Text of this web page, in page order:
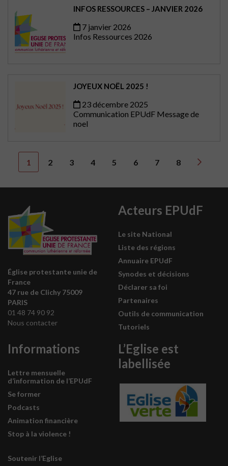
INFOS RESSOURCES – JANVIER 2026
7 janvier 2026
Infos Ressources 2026
JOYEUX NOËL 2025 !
23 décembre 2025
Communication EPUdF Message de
noel
1 2 3 4 5 6 7 8
Église protestante unie de
France
47 rue de Clichy 75009
PARIS
01 48 74 90 92
Nous contacter
Acteurs EPUdF
Le site National
Liste des régions
Annuaire EPUdF
Synodes et décisions
Déclarer sa foi
Partenaires
Outils de communication
Tutoriels
Informations
Lettre mensuelle
d’information de l’EPUdF
Se former
Podcasts
Animation financière
Stop à la violence !
Soutenir l’Eglise
L’Eglise est
labellisée